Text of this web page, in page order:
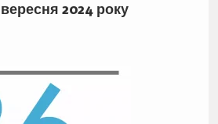
2024 року